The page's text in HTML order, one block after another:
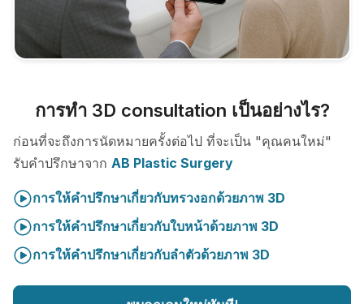
การทำ 3D consultation เป็นอย่างไร?
ก่อนที่จะถึงการนัดหมายครั้งต่อไป ที่จะเป็น "คุณคนใหม่"
รับคำปรึกษาจาก AB Plastic Surgery
การให้คำปรึกษาเกี่ยวกับทรวงอกด้วยภาพ 3D
การให้คำปรึกษาเกี่ยวกับใบหน้าด้วยภาพ 3D
การให้คำปรึกษาเกี่ยวกับลำตัวด้วยภาพ 3D